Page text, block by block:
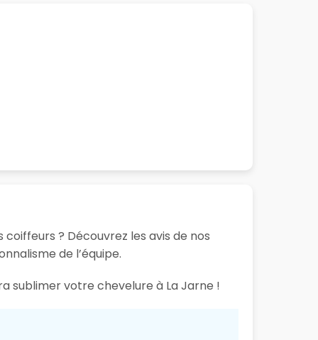
? Découvrez les avis de nos
de l’équipe.
sublimer votre chevelure à La Jarne !